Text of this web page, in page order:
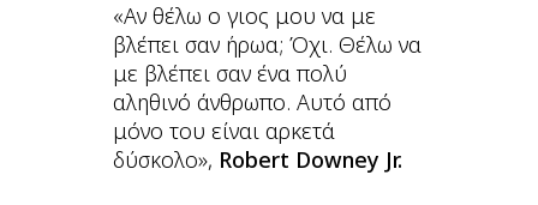
«Αν θέλω ο γιος μου να με
βλέπει σαν ήρωα; Όχι. Θέλω να
με βλέπει σαν ένα πολύ
αληθινό άνθρωπο. Αυτό από
μόνο του είναι αρκετά
δύσκολο», Robert Downey Jr.